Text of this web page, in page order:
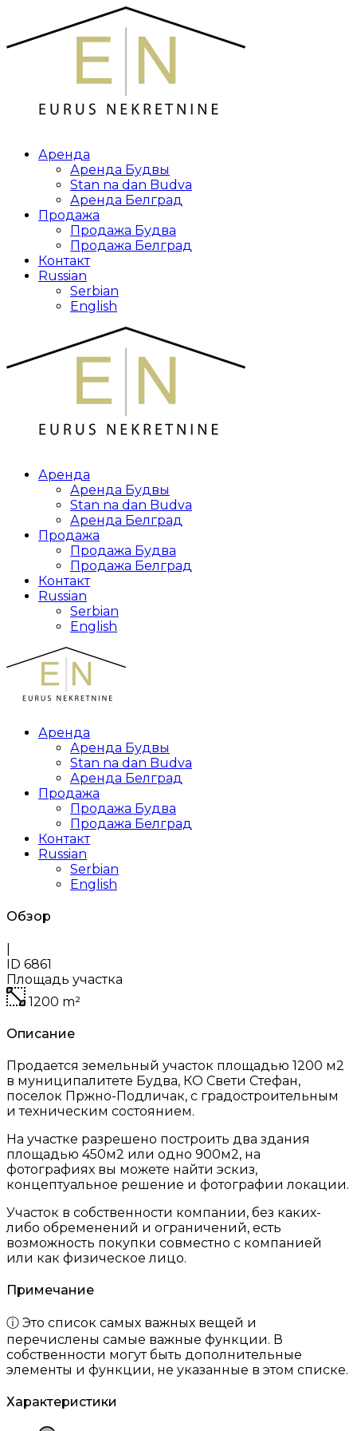
Аренда
Аренда Будвы
Stan na dan Budva
Аренда Белград
Продажа
Продажа Будва
Продажа Белград
Контакт
Russian
Serbian
English
Аренда
Аренда Будвы
Stan na dan Budva
Аренда Белград
Продажа
Продажа Будва
Продажа Белград
Контакт
Russian
Serbian
English
Аренда
Аренда Будвы
Stan na dan Budva
Аренда Белград
Продажа
Продажа Будва
Продажа Белград
Контакт
Russian
Serbian
English
Обзор
ID 6861
Площадь участка
1200 m²
Описание
Продается земельный участок площадью 1200 м2
в муниципалитете Будва, КО Свети Стефан,
поселок Пржно-Подличак, с градостроительным
и техническим состоянием.
На участке разрешено построить два здания
площадью 450м2 или одно 900м2, на
фотографиях вы можете найти эскиз,
концептуальное решение и фотографии локации.
Участок в собственности компании, без каких-
либо обременений и ограничений, есть
возможность покупки совместно с компанией
или как физическое лицо.
Примечание
ⓘ Это список самых важных вещей и
перечислены самые важные функции. В
собственности могут быть дополнительные
элементы и функции, не указанные в этом списке.
Характеристики